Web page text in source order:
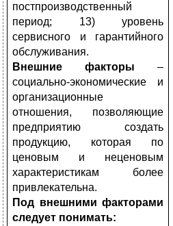
постпроизводственный
период; 13) уровень
сервисного и гарантийного
обслуживания.
Внешние факторы
–
социально-экономические и
организационные
отношения, позволяющие
предприятию создать
продукцию, которая по
ценовым и неценовым
характеристикам более
привлекательна.
Под внешними факторами
следует понимать: